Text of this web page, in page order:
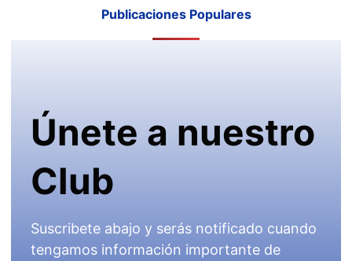
Publicaciones Populares
Únete a nuestro
Club
Suscribete abajo y serás notificado cuando
tengamos información importante de